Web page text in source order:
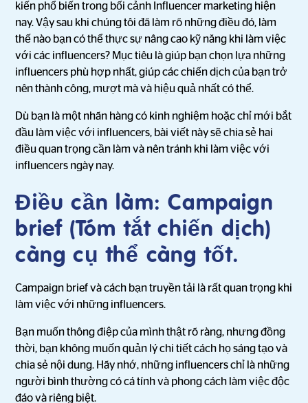
kiến phổ biến trong bối cảnh Influencer marketing hiện
nay. Vậy sau khi chúng tôi đã làm rõ những điều đó, làm
thế nào bạn có thể thực sự nâng cao kỹ năng khi làm việc
với các influencers? Mục tiêu là giúp bạn chọn lựa những
influencers phù hợp nhất, giúp các chiến dịch của bạn trở
nên thành công, mượt mà và hiệu quả nhất có thể.
Dù bạn là một nhãn hàng có kinh nghiệm hoặc chỉ mới bắt
đầu làm việc với influencers, bài viết này sẽ chia sẻ hai
điều quan trọng cần làm và nên tránh khi làm việc với
influencers ngày nay.
Điều cần làm: Campaign
brief (Tóm tắt chiến dịch)
càng cụ thể càng tốt.
Campaign brief và cách bạn truyền tải là rất quan trọng khi
làm việc với những influencers.
Bạn muốn thông điệp của mình thật rõ ràng, nhưng đồng
thời, bạn không muốn quản lý chi tiết cách họ sáng tạo và
chia sẻ nội dung. Hãy nhớ, những influencers chỉ là những
người bình thường có cá tính và phong cách làm việc độc
đáo và riêng biệt.